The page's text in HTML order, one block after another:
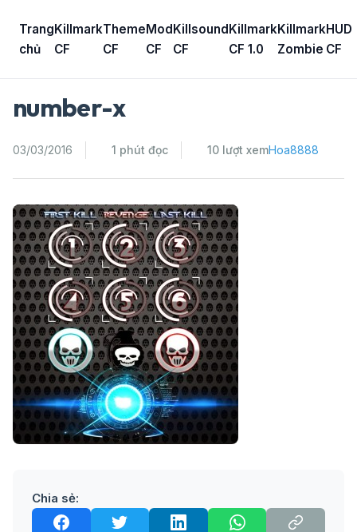
content
Trang
chủ
Killmark
CF
Theme
CF
Mod
CF
Killsound
CF
Killmark
CF 1.0
Killmark
Zombie
HUD
CF
number-x
03/03/2016 1 phút đọc 10 lượt xemHoa8888
Chia sẻ: